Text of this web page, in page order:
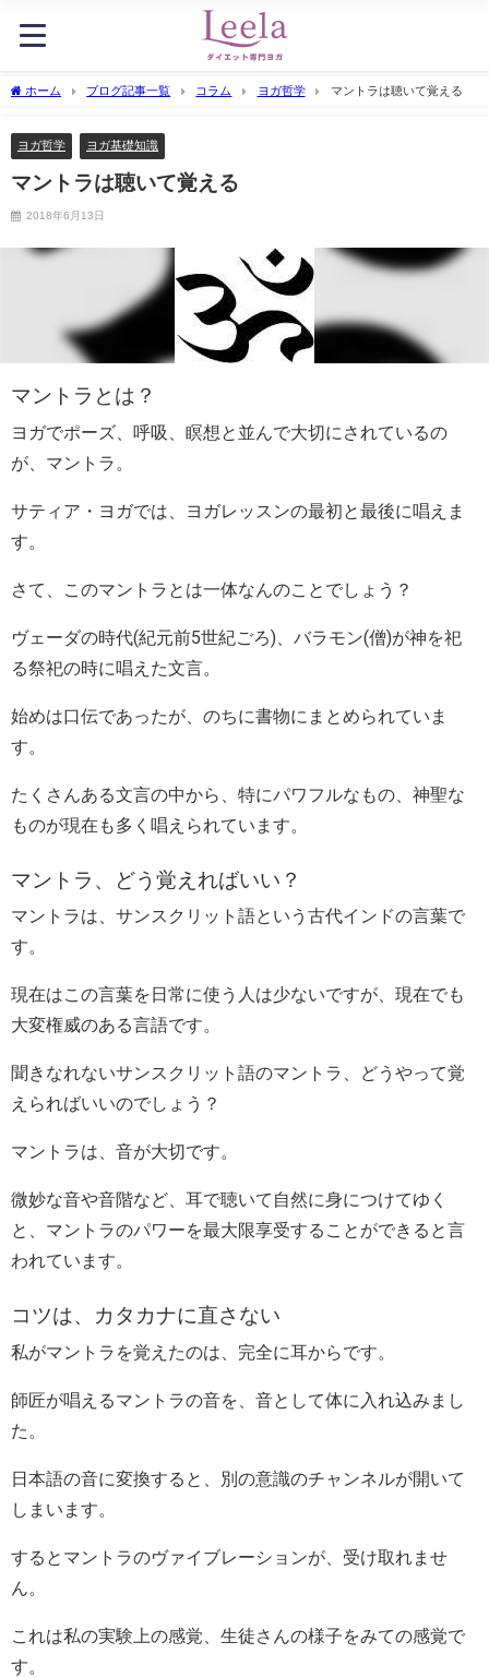
ホーム ブログ記事一覧 コラム ヨガ哲学 マントラは聴いて覚える
ヨガ哲学 ヨガ基礎知識
マントラは聴いて覚える
2018年6月13日
マントラとは？
ヨガでポーズ、呼吸、瞑想と並んで大切にされているの
が、マントラ。
サティア・ヨガでは、ヨガレッスンの最初と最後に唱えま
す。
さて、このマントラとは一体なんのことでしょう？
ヴェーダの時代(紀元前5世紀ごろ)、バラモン(僧)が神を祀
る祭祀の時に唱えた文言。
始めは口伝であったが、のちに書物にまとめられていま
す。
たくさんある文言の中から、特にパワフルなもの、神聖な
ものが現在も多く唱えられています。
マントラ、どう覚えればいい？
マントラは、サンスクリット語という古代インドの言葉で
す。
現在はこの言葉を日常に使う人は少ないですが、現在でも
大変権威のある言語です。
聞きなれないサンスクリット語のマントラ、どうやって覚
えらればいいのでしょう？
マントラは、音が大切です。
微妙な音や音階など、耳で聴いて自然に身につけてゆく
と、マントラのパワーを最大限享受することができると言
われています。
コツは、カタカナに直さない
私がマントラを覚えたのは、完全に耳からです。
師匠が唱えるマントラの音を、音として体に入れ込みまし
た。
日本語の音に変換すると、別の意識のチャンネルが開いて
しまいます。
するとマントラのヴァイブレーションが、受け取れませ
ん。
これは私の実験上の感覚、生徒さんの様子をみての感覚で
す。